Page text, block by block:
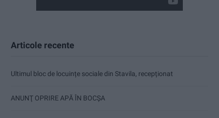
Articole recente
Ultimul bloc de locuințe sociale din Stavila, recepționat
ANUNŢ OPRIRE APĂ ÎN BOCȘA